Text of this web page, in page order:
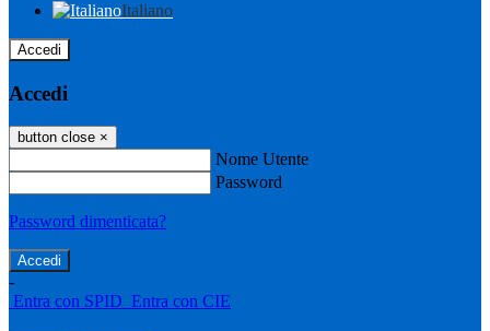
Italiano
Accedi
Accedi
button close ×
Nome Utente
Password
Password dimenticata?
-
Entra con SPID Entra con CIE